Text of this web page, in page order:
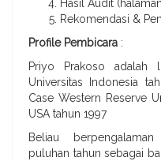
Hasil Audit
Rekomendasi &
Profile Pembicara :
Priyo Prakoso adalah
Universitas Indonesia
Case Western Reserve
USA tahun 1997
Beliau
puluhan tahun sebagai